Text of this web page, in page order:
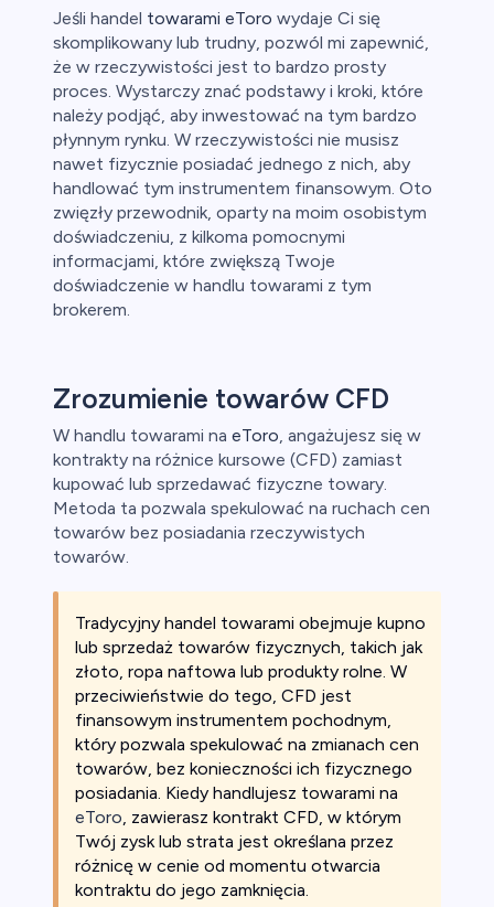
Jeśli handel towarami eToro wydaje Ci się
skomplikowany lub trudny, pozwól mi zapewnić,
że w rzeczywistości jest to bardzo prosty
proces. Wystarczy znać podstawy i kroki, które
należy podjąć, aby inwestować na tym bardzo
płynnym rynku. W rzeczywistości nie musisz
nawet fizycznie posiadać jednego z nich, aby
handlować tym instrumentem finansowym. Oto
zwięzły przewodnik, oparty na moim osobistym
doświadczeniu, z kilkoma pomocnymi
informacjami, które zwiększą Twoje
doświadczenie w handlu towarami z tym
brokerem.
Zrozumienie towarów CFD
W handlu towarami na eToro, angażujesz się w
kontrakty na różnice kursowe (CFD) zamiast
kupować lub sprzedawać fizyczne towary.
Metoda ta pozwala spekulować na ruchach cen
towarów bez posiadania rzeczywistych
towarów.
Tradycyjny handel towarami obejmuje kupno
lub sprzedaż towarów fizycznych, takich jak
złoto, ropa naftowa lub produkty rolne. W
przeciwieństwie do tego, CFD jest
finansowym instrumentem pochodnym,
który pozwala spekulować na zmianach cen
towarów, bez konieczności ich fizycznego
posiadania. Kiedy handlujesz towarami na
eToro, zawierasz kontrakt CFD, w którym
Twój zysk lub strata jest określana przez
różnicę w cenie od momentu otwarcia
kontraktu do jego zamknięcia.